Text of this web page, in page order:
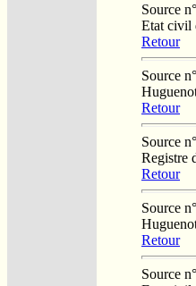
Source
Etat civil
Retour
Source
Retour
Source
Registre
Retour
Source
Retour
Source